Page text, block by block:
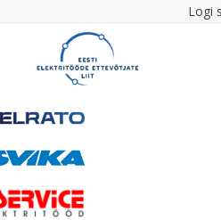
Logi